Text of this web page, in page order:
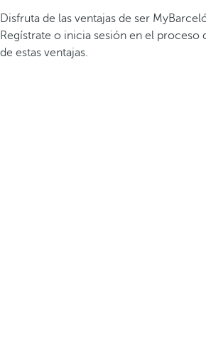
Disfruta de las ventajas de ser
Regístrate o inicia sesión en el proceso
de estas ventajas.